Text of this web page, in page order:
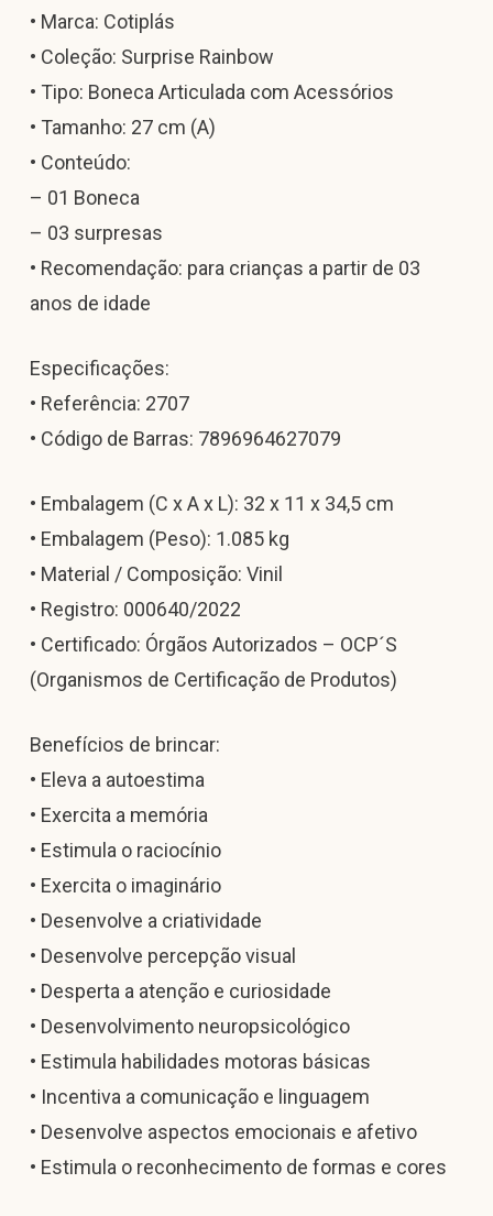
• Marca: Cotiplás
• Coleção: Surprise Rainbow
• Tipo: Boneca Articulada com Acessórios
• Tamanho: 27 cm (A)
• Conteúdo:
– 01 Boneca
– 03 surpresas
• Recomendação: para crianças a partir de 03
anos de idade
Especificações:
• Referência: 2707
• Código de Barras: 7896964627079
• Embalagem (C x A x L): 32 x 11 x 34,5 cm
• Embalagem (Peso): 1.085 kg
• Material / Composição: Vinil
• Registro: 000640/2022
• Certificado: Órgãos Autorizados – OCP´S
(Organismos de Certificação de Produtos)
Benefícios de brincar:
• Eleva a autoestima
• Exercita a memória
• Estimula o raciocínio
• Exercita o imaginário
• Desenvolve a criatividade
• Desenvolve percepção visual
• Desperta a atenção e curiosidade
• Desenvolvimento neuropsicológico
• Estimula habilidades motoras básicas
• Incentiva a comunicação e linguagem
• Desenvolve aspectos emocionais e afetivo
• Estimula o reconhecimento de formas e cores